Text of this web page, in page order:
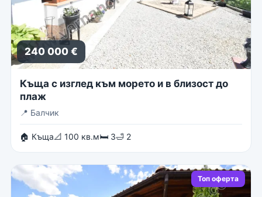
240 000 €
Къща с изглед към морето и в близост до
плаж
📍 Балчик
🏠 Къща📐 100 кв.м🛏 3🛁 2
Топ оферта